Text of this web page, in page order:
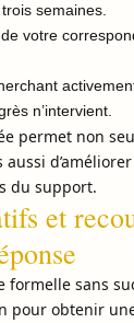
semaines.
votre
n’intervient.
permet non
du support.
et
formelle sans
pour obtenir